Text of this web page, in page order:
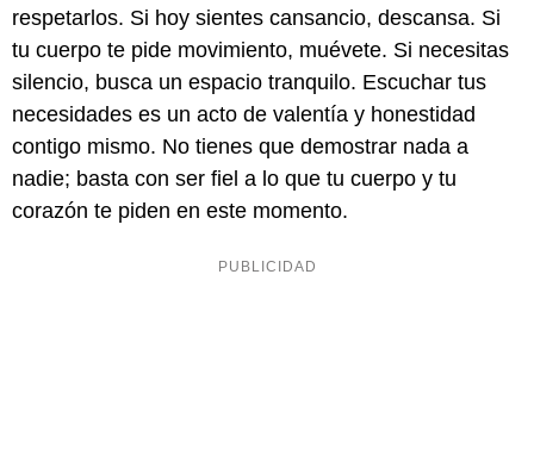
respetarlos. Si hoy sientes cansancio, descansa. Si
tu cuerpo te pide movimiento, muévete. Si necesitas
silencio, busca un espacio tranquilo. Escuchar tus
necesidades es un acto de valentía y honestidad
contigo mismo. No tienes que demostrar nada a
nadie; basta con ser fiel a lo que tu cuerpo y tu
corazón te piden en este momento.